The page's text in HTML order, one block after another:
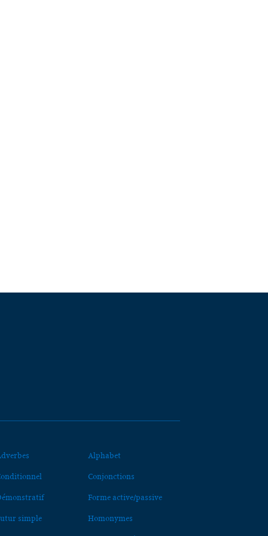
Alphabet
Conjonctions
Forme active/passive
simple Homonymes